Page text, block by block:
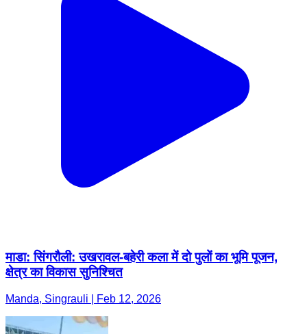
माडा: सिंगरौली: उखरावल-बहेरी कला में दो पुलों का भूमि पूजन,
क्षेत्र का विकास सुनिश्चित
Manda, Singrauli | Feb 12, 2026